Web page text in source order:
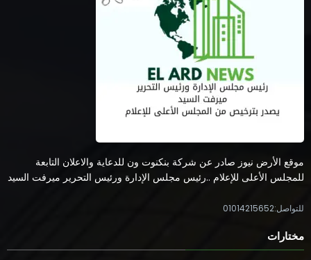
موقع الأرض نيوز صادر عن شركة بنكنوت ون للدعاية والاعلان التابعة
للمجلس الأعلى للإعلام ..رئيس مجلس الإدارة ورئيس التحرير ميرفت السيد
للتواصل:01014215652
مختارات